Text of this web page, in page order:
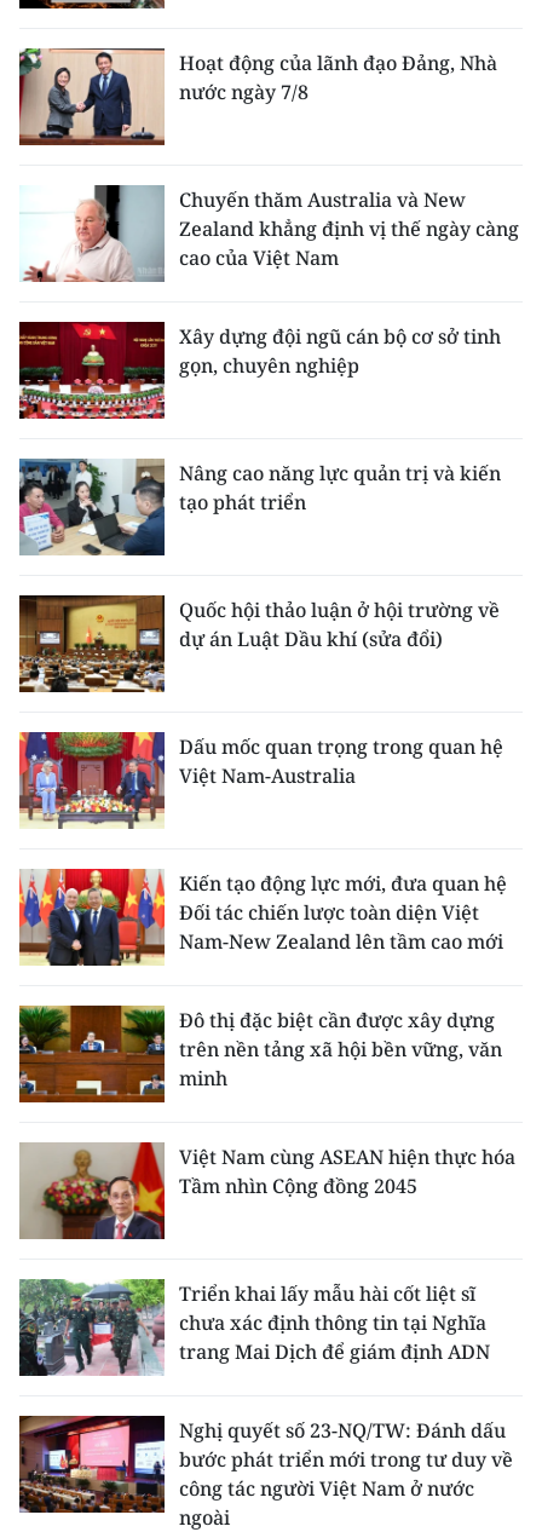
Hoạt động của lãnh đạo Đảng, Nhà
nước ngày 7/8
Chuyến thăm Australia và New
Zealand khẳng định vị thế ngày càng
cao của Việt Nam
Xây dựng đội ngũ cán bộ cơ sở tinh
gọn, chuyên nghiệp
Nâng cao năng lực quản trị và kiến
tạo phát triển
Quốc hội thảo luận ở hội trường về
dự án Luật Dầu khí (sửa đổi)
Dấu mốc quan trọng trong quan hệ
Việt Nam-Australia
Kiến tạo động lực mới, đưa quan hệ
Đối tác chiến lược toàn diện Việt
Nam-New Zealand lên tầm cao mới
Đô thị đặc biệt cần được xây dựng
trên nền tảng xã hội bền vững, văn
minh
Việt Nam cùng ASEAN hiện thực hóa
Tầm nhìn Cộng đồng 2045
Triển khai lấy mẫu hài cốt liệt sĩ
chưa xác định thông tin tại Nghĩa
trang Mai Dịch để giám định ADN
Nghị quyết số 23-NQ/TW: Đánh dấu
bước phát triển mới trong tư duy về
công tác người Việt Nam ở nước
ngoài